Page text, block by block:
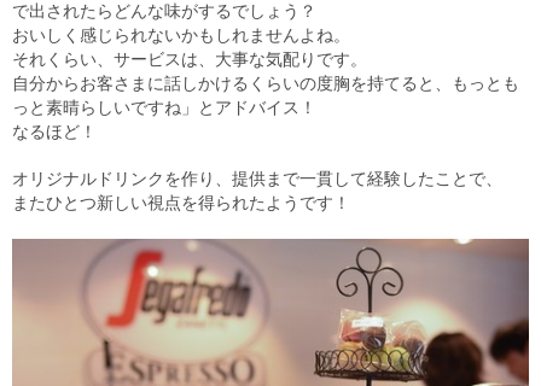
で出されたらどんな味がするでしょう？
おいしく感じられないかもしれませんよね。
それくらい、サービスは、大事な気配りです。
自分からお客さまに話しかけるくらいの度胸を持てると、もっとも
っと素晴らしいですね」とアドバイス！
なるほど！
オリジナルドリンクを作り、提供まで一貫して経験したことで、
またひとつ新しい視点を得られたようです！